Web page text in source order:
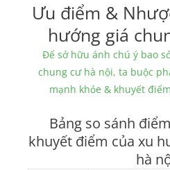
Ưu điểm &
hướng giá
Để sở hữu ánh chú ý bao
chung cư hà nội, ta buộc
mạnh khỏe & khuyết
Bảng so sánh
khuyết điểm của xu
hà